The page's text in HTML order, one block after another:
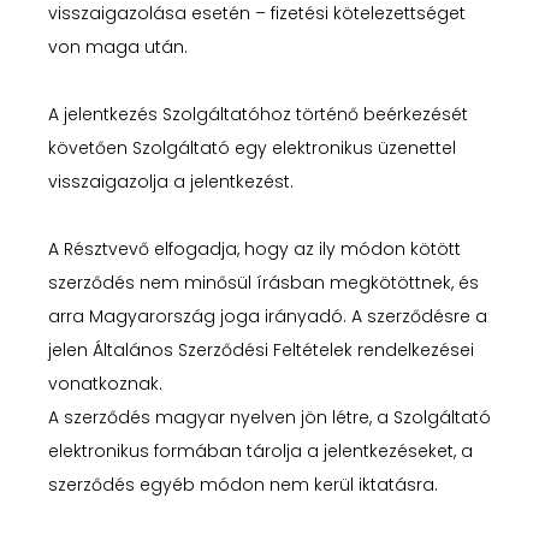
visszaigazolása esetén – fizetési kötelezettséget
von maga után.
A jelentkezés Szolgáltatóhoz történő beérkezését
követően Szolgáltató egy elektronikus üzenettel
visszaigazolja a jelentkezést.
A Résztvevő elfogadja, hogy az ily módon kötött
szerződés nem minősül írásban megkötöttnek, és
arra Magyarország joga irányadó. A szerződésre a
jelen Általános Szerződési Feltételek rendelkezései
vonatkoznak.
A szerződés magyar nyelven jön létre, a Szolgáltató
elektronikus formában tárolja a jelentkezéseket, a
szerződés egyéb módon nem kerül iktatásra.